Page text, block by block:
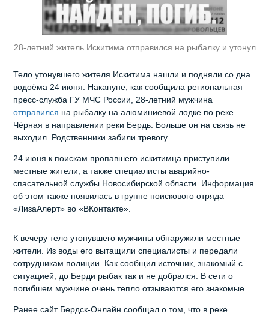
28-летний житель Искитима отправился на рыбалку и утонул
Тело утонувшего жителя Искитима нашли и подняли со дна
водоёма 24 июня. Накануне, как сообщила региональная
пресс-служба ГУ МЧС России, 28-летний мужчина
отправился на рыбалку на алюминиевой лодке по реке
Чёрная в направлении реки Бердь. Больше он на связь не
выходил. Родственники забили тревогу.
24 июня к поискам пропавшего искитимца приступили
местные жители, а также специалисты аварийно-
спасательной службы Новосибирской области. Информация
об этом также появилась в группе поискового отряда
«ЛизаАлерт» во «ВКонтакте».
К вечеру тело утонувшего мужчины обнаружили местные
жители. Из воды его вытащили специалисты и передали
сотрудникам полиции. Как сообщил источник, знакомый с
ситуацией, до Берди рыбак так и не добрался. В сети о
погибшем мужчине очень тепло отзываются его знакомые.
Ранее сайт Бердск-Онлайн сообщал о том, что в реке